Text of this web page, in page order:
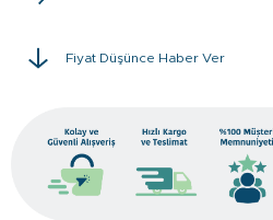
Fiyat Düşünce Haber Ver